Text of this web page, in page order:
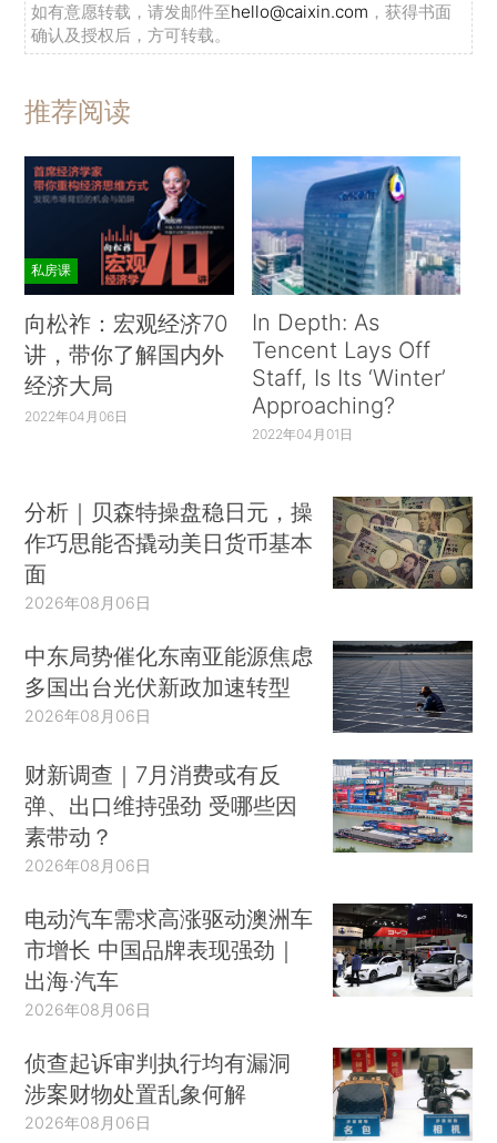
如有意愿转载，请发邮件至hello@caixin.com ，获得书面
确认及授权后，方可转载。
推荐阅读
私房课
向松祚：宏观经济70
讲，带你了解国内外
经济大局
2022年04月06日
In Depth: As
Tencent Lays Off
Staff, Is Its ‘Winter’
Approaching?
2022年04月01日
分析｜贝森特操盘稳日元，操
作巧思能否撬动美日货币基本
面
2026年08月06日
中东局势催化东南亚能源焦虑
多国出台光伏新政加速转型
2026年08月06日
财新调查｜7月消费或有反
弹、出口维持强劲 受哪些因
素带动？
2026年08月06日
电动汽车需求高涨驱动澳洲车
市增长 中国品牌表现强劲｜
出海·汽车
2026年08月06日
侦查起诉审判执行均有漏洞
涉案财物处置乱象何解
2026年08月06日